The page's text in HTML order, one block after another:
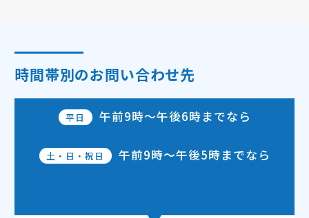
時間帯別のお問い合わせ先
平日 午前9時～午後6時までなら
土・日・祝日 午前9時～午後5時までなら